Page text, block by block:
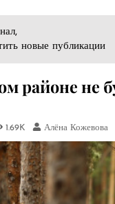
новые публикации
районе не
1.69K Алёна Кожевова